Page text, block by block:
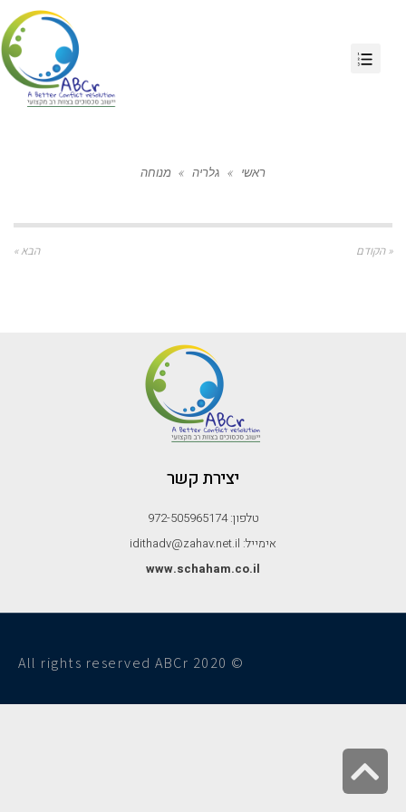
ראשי » גלריה » מנוחה
« הקודם הבא »
יצירת קשר
טלפון: 972-505965174
אימייל: idithadv@zahav.net.il
www.schaham.co.il
© All rights reserved ABCr 2020
גלילה
לראש